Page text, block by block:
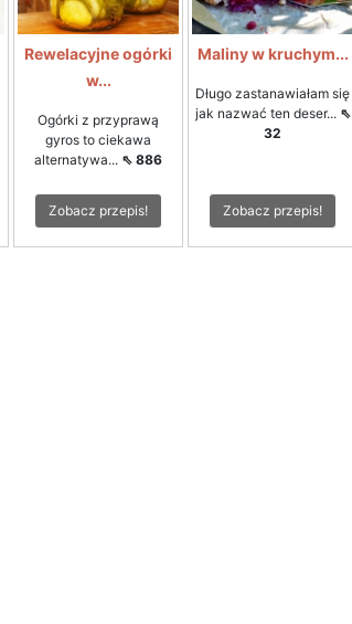
Rewelacyjne ogórki
w...
Ogórki z przyprawą
gyros to ciekawa
alternatywa... ⇖ 886
Zobacz przepis!
Maliny w kruchym...
Długo zastanawiałam się
jak nazwać ten deser... ⇖
32
Zobacz przepis!